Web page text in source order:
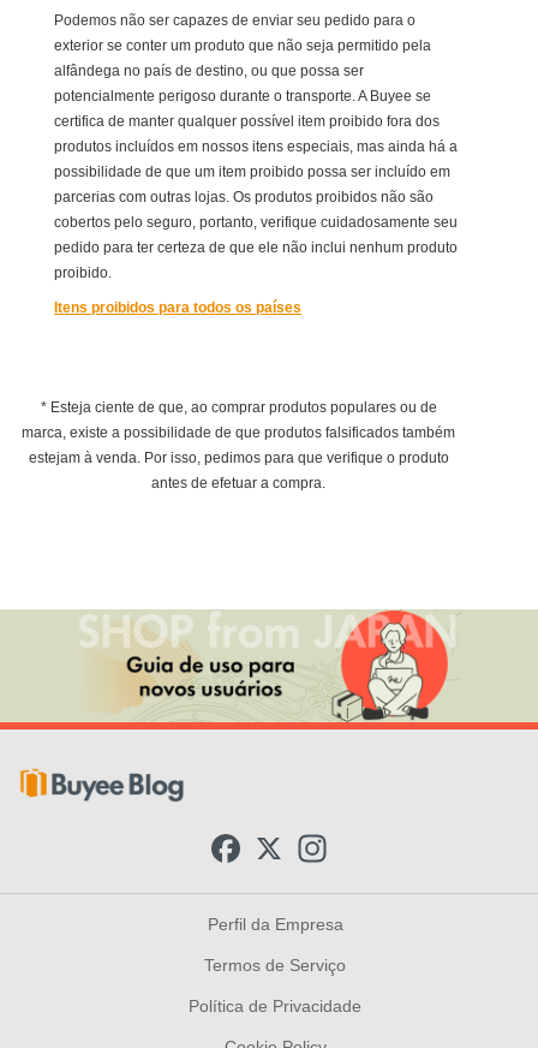
Podemos não ser capazes de enviar seu pedido para o
exterior se conter um produto que não seja permitido pela
alfândega no país de destino, ou que possa ser
potencialmente perigoso durante o transporte. A Buyee se
certifica de manter qualquer possível item proibido fora dos
produtos incluídos em nossos itens especiais, mas ainda há a
possibilidade de que um item proibido possa ser incluído em
parcerias com outras lojas. Os produtos proibidos não são
cobertos pelo seguro, portanto, verifique cuidadosamente seu
pedido para ter certeza de que ele não inclui nenhum produto
proibido.
Itens proibidos para todos os países
* Esteja ciente de que, ao comprar produtos populares ou de
marca, existe a possibilidade de que produtos falsificados também
estejam à venda. Por isso, pedimos para que verifique o produto
antes de efetuar a compra.
e
o
k
X
t
g
a
Perfil da Empresa
Termos de Serviço
Política de Privacidade